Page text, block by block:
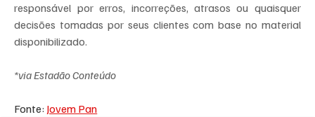
responsável por erros, incorreções, atrasos ou quaisquer
decisões tomadas por seus clientes com base no material
disponibilizado.
*via Estadão Conteúdo
Fonte: Jovem Pan